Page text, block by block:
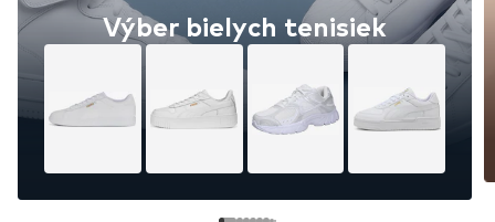
Výber bielych tenisiek